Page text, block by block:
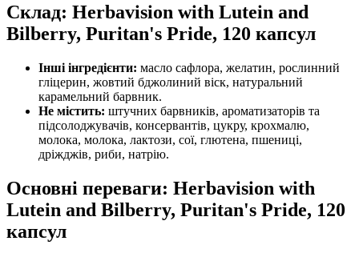
Склад: Herbavision with Lutein and
Bilberry, Puritan's Pride, 120 капсул
Інші інгредієнти: масло сафлора, желатин, рослинний
гліцерин, жовтий бджолиний віск, натуральний
карамельний барвник.
Не містить: штучних барвників, ароматизаторів та
підсолоджувачів, консервантів, цукру, крохмалю,
молока, молока, лактози, сої, глютена, пшениці,
дріжджів, риби, натрію.
Основні переваги: Herbavision with
Lutein and Bilberry, Puritan's Pride, 120
капсул